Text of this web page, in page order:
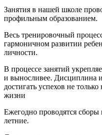
Занятия в нашей школе
профильным образованием.
Весь тренировочный
гармоничном развитии
личности.
В процессе занятий
и выносливее. Дисциплина
достигать успехов не
жизни
Ежегодно проводятся сборы
летние.